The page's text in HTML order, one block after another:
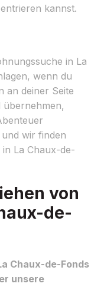
kannst.
in La
wenn du
an deiner Seite
übernehmen,
wir finden
La Chaux-de-
von
de-
Chaux-de-Fonds
unsere